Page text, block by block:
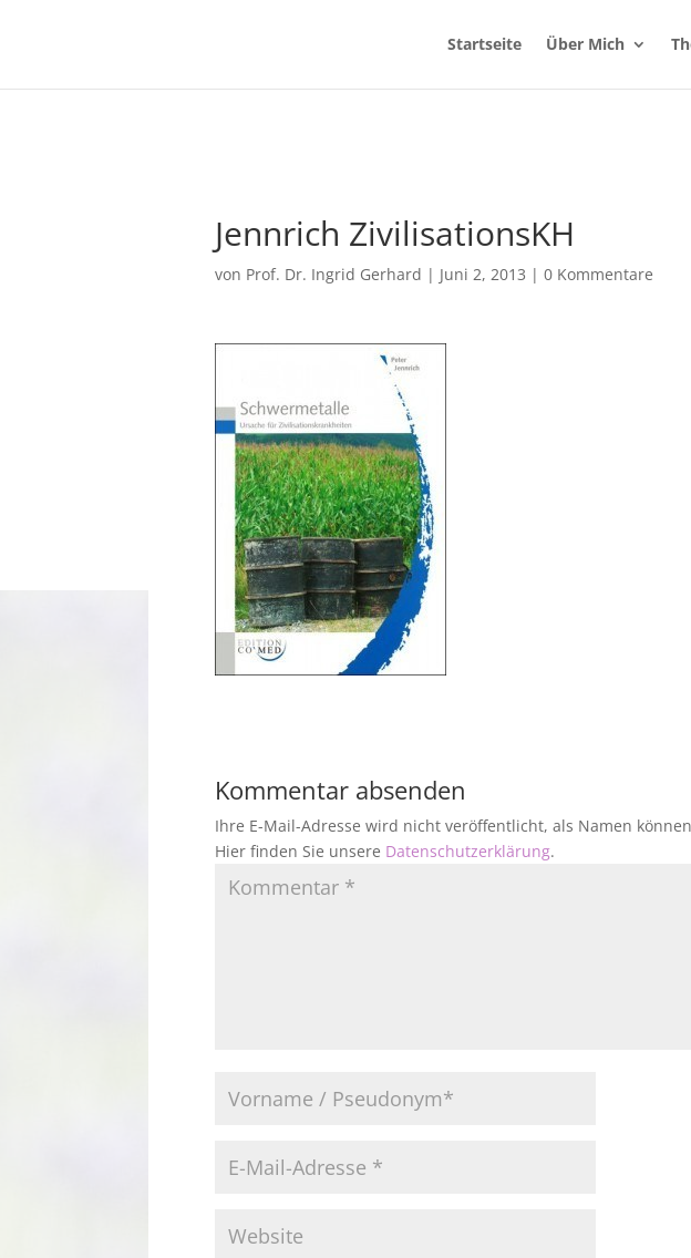
Startseite Über Mich
Jennrich ZivilisationsKH
von Prof. Dr. Ingrid Gerhard | Juni 2, 2013 | 0 Kommentare
Kommentar absenden
Ihre E-Mail-Adresse wird nicht veröffentlicht, als Namen
Hier finden Sie unsere Datenschutzerklärung.